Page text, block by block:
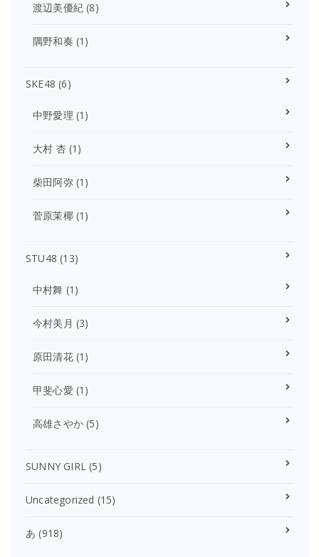
渡辺美優紀 (8)
隅野和奏 (1)
SKE48 (6)
中野愛理 (1)
大村 杏(1)
柴田阿弥(1)
菅原茉椰(1)
STU48 (13)
中村舞 (1)
今村美月 (3)
原田清花(1)
甲斐心愛 (1)
高雄さやか (5)
SUNNY GIRL (5)
Uncategorized (15)
あ (918)